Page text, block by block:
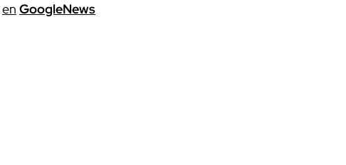
en GoogleNews